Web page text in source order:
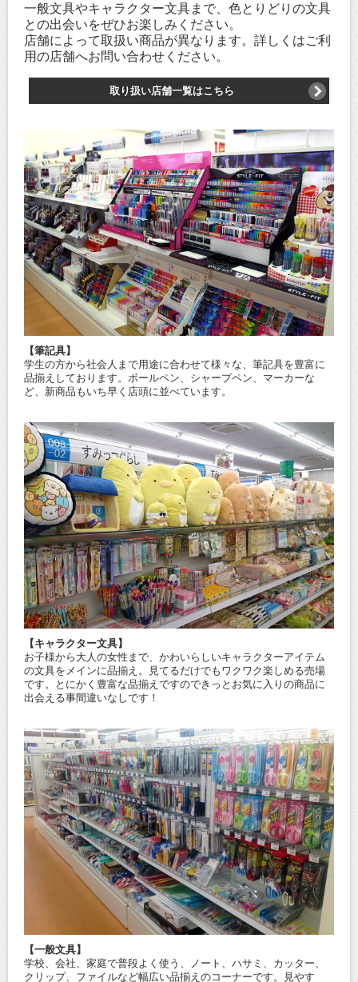
一般文具やキャラクター文具まで、色とりどりの文具
との出会いをぜひお楽しみください。
店舗によって取扱い商品が異なります。詳しくはご利
用の店舗へお問い合わせください。
取り扱い店舗一覧はこちら
【筆記具】
学生の方から社会人まで用途に合わせて様々な、筆記具を豊富に
品揃えしております。ボールペン、シャープペン、マーカーな
ど、新商品もいち早く店頭に並べています。
【キャラクター文具】
お子様から大人の女性まで、かわいらしいキャラクターアイテム
の文具をメインに品揃え。見てるだけでもワクワク楽しめる売場
です。とにかく豊富な品揃えですのできっとお気に入りの商品に
出会える事間違いなしです！
【一般文具】
学校、会社、家庭で普段よく使う、ノート、ハサミ、カッター、
クリップ、ファイルなど幅広い品揃えのコーナーです。見やす